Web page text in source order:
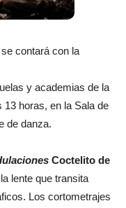
contará con la
y academias de la
13 horas, en la Sala de
de danza.
Coctelito de
lente que transita
Los cortometrajes